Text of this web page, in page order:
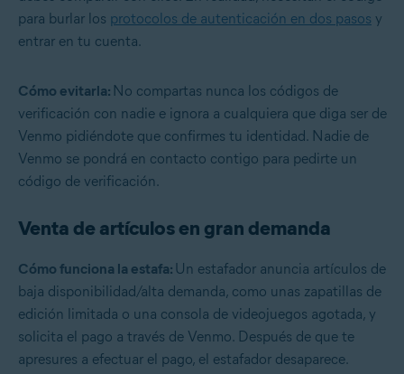
para burlar los protocolos de autenticación en dos pasos y
entrar en tu cuenta.
Cómo evitarla: No compartas nunca los códigos de
verificación con nadie e ignora a cualquiera que diga ser de
Venmo pidiéndote que confirmes tu identidad. Nadie de
Venmo se pondrá en contacto contigo para pedirte un
código de verificación.
Venta de artículos en gran demanda
Cómo funciona la estafa: Un estafador anuncia artículos de
baja disponibilidad/alta demanda, como unas zapatillas de
edición limitada o una consola de videojuegos agotada, y
solicita el pago a través de Venmo. Después de que te
apresures a efectuar el pago, el estafador desaparece.